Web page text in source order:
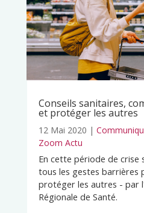
Conseils sanitaires,
et protéger les autres
12 Mai 2020 |
Zoom Actu
En cette période de crise
tous les gestes
protéger les autres - par
Régionale de Santé.